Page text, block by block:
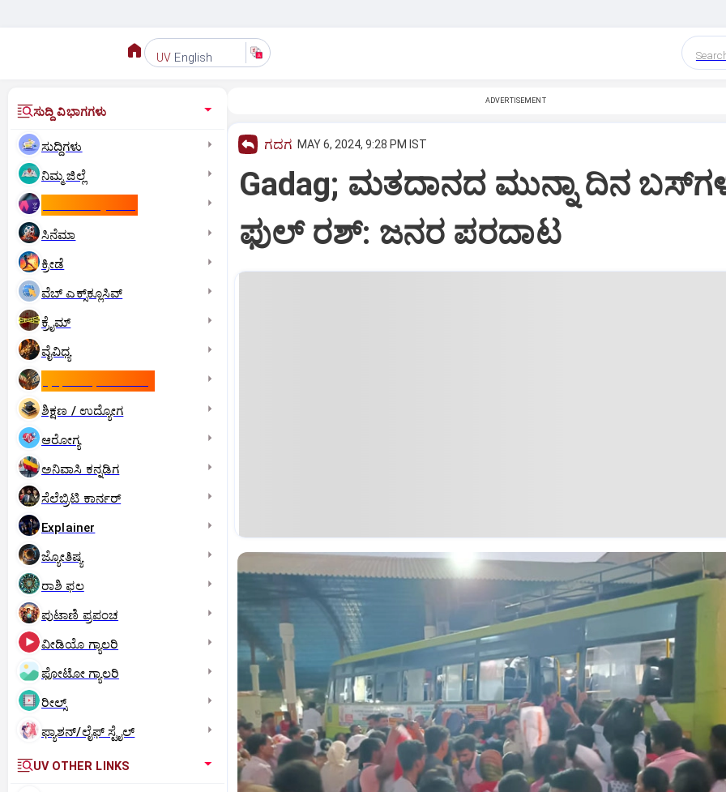
UV English
ಸುದ್ದಿ ವಿಭಾಗಗಳು
ಸುದ್ದಿಗಳು
ನಿಮ್ಮ ಜಿಲ್ಲೆ
ಸಿನೆಮಾ
ಕ್ರೀಡೆ
ವೆಬ್ ಎಕ್ಸ್‌ಕ್ಲೂಸಿವ್
ಕ್ರೈಮ್
ವೈವಿಧ್ಯ
ಶಿಕ್ಷಣ / ಉದ್ಯೋಗ
ಆರೋಗ್ಯ
ಅನಿವಾಸಿ ಕನ್ನಡಿಗ
ಸೆಲೆಬ್ರಿಟಿ ಕಾರ್ನರ್‌
Explainer
ಜ್ಯೋತಿಷ್ಯ
ರಾಶಿ ಫಲ
ಪುಟಾಣಿ ಪ್ರಪಂಚ
ವೀಡಿಯೊ ಗ್ಯಾಲರಿ
ಫೋಟೋ ಗ್ಯಾಲರಿ
ರೀಲ್ಸ್
ಫ್ಯಾಶನ್/ಲೈಫ್‌ ಸ್ಟೈಲ್
UV OTHER LINKS
ADVERTISEMENT
ಗದಗ MAY 6, 2024, 9:28 PM IST
Gadag; ಮತದಾನದ ಮುನ್ನಾ ದಿನ
ಫುಲ್ ರಶ್: ಜನರ ಪರದಾಟ